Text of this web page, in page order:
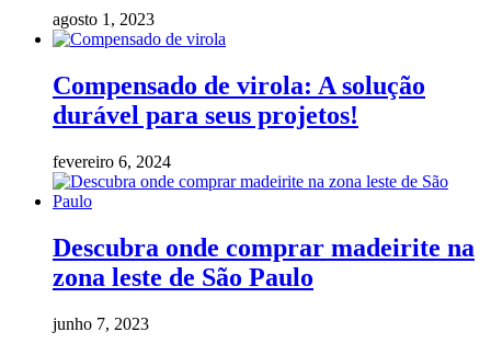
agosto 1, 2023
Compensado de virola: A solução
durável para seus projetos!
fevereiro 6, 2024
Descubra onde comprar madeirite na
zona leste de São Paulo
junho 7, 2023